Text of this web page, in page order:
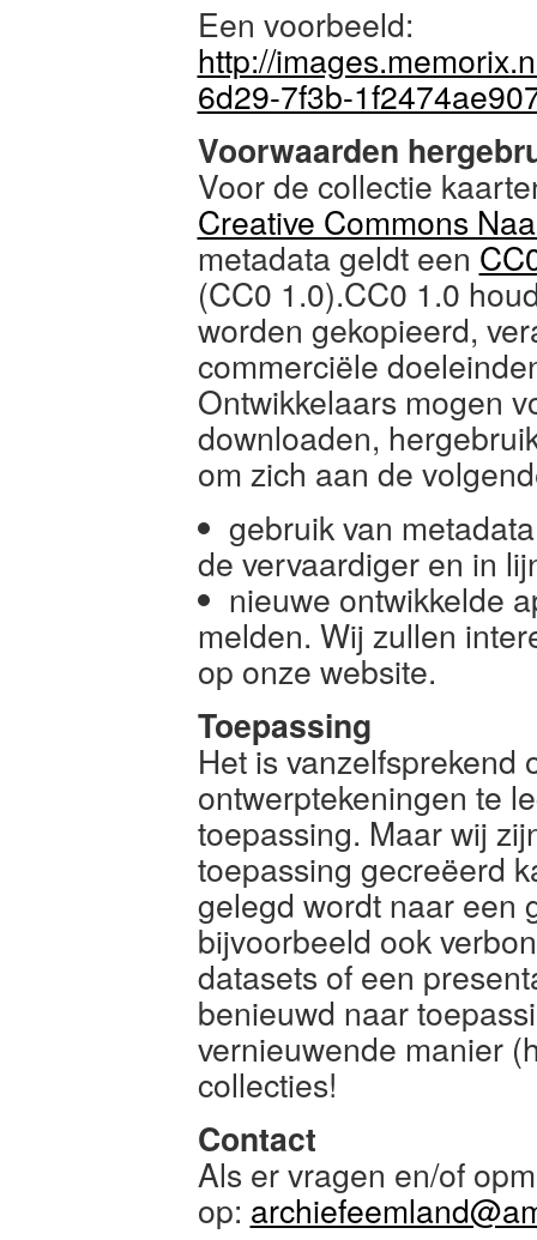
Een voorbeeld:
http://
6d29-7f3b-
Voorwaarden
Voor de collectie
Creative Commons
metadata geldt een
(CC0 1.0).CC0 1.0
worden gekopieerd,
commerciële
Ontwikkelaars mogen
downloaden,
om zich aan de
gebruik van
de vervaardiger en in
nieuwe ontwikkelde
melden. Wij zullen
op onze website.
Toepassing
Het is vanzelfsprekend
ontwerptekeningen te
toepassing. Maar wij
toepassing gecreëerd
gelegd wordt naar een
bijvoorbeeld ook
datasets of een
benieuwd naar
vernieuwende manier
collecties!
Contact
Als er vragen en/of
op: